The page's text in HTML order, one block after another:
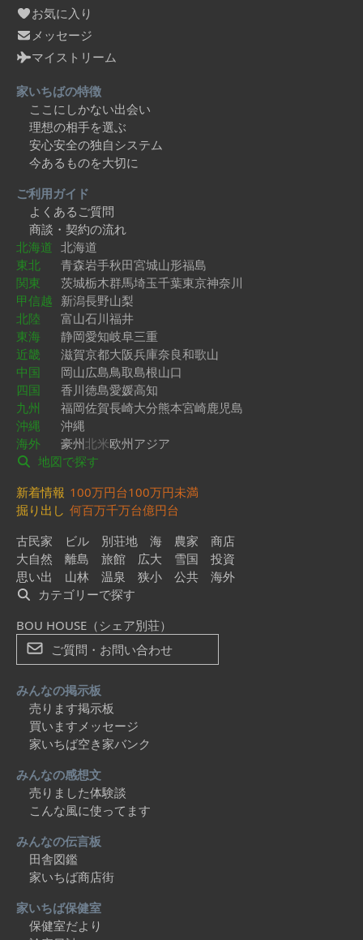
お気に入り
メッセージ
マイストリーム
家いちばの特徴
ここにしかない出会い
理想の相手を選ぶ
安心安全の独自システム
今あるものを大切に
ご利用ガイド
よくあるご質問
商談・契約の流れ
北海道 北海道
東北
青森岩手秋田宮城山形福島
関東
茨城栃木群馬埼玉千葉東京神奈川
甲信越 新潟長野山梨
北陸
富山石川福井
東海
静岡愛知岐阜三重
近畿
滋賀京都大阪兵庫奈良和歌山
中国
岡山広島鳥取島根山口
四国
香川徳島愛媛高知
九州
福岡佐賀長崎大分熊本宮崎鹿児島
沖縄
沖縄
海外
豪州北米欧州アジア
地図で探す
新着情報 100万円台100万円未満
掘り出し 何百万千万台億円台
古民家
ビル 別荘地 海 農家
商店
大自然
離島 旅館 広大 雪国
投資
思い出
山林 温泉 狭小 公共
海外
カテゴリーで探す
BOU HOUSE（シェア別荘）
ご質問・お問い合わせ
みんなの掲示板
売ります掲示板
買いますメッセージ
家いちば空き家バンク
みんなの感想文
売りました体験談
こんな風に使ってます
みんなの伝言板
田舎図鑑
家いちば商店街
家いちば保健室
保健室だより